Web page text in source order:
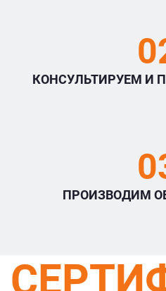
КОНСУЛЬТИРУЕМ И
ПРОИЗВОДИМ